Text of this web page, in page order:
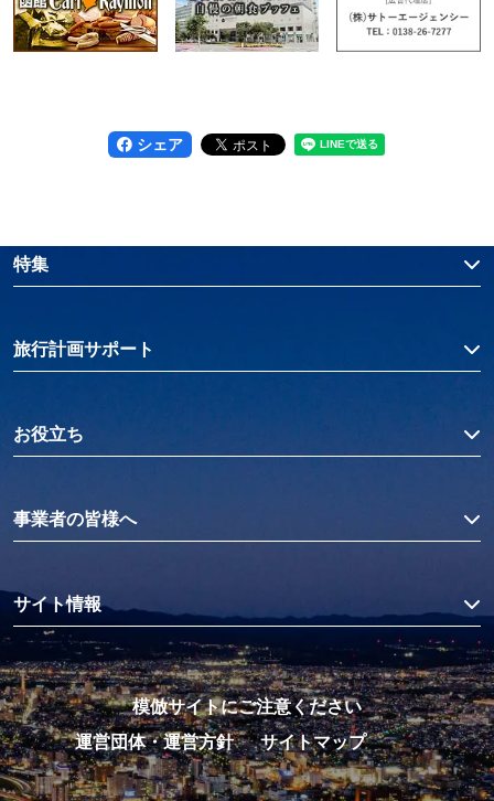
シェア
特集
旅行計画サポート
お役立ち
事業者の皆様へ
サイト情報
模倣サイトにご注意ください
運営団体・運営方針
サイトマップ